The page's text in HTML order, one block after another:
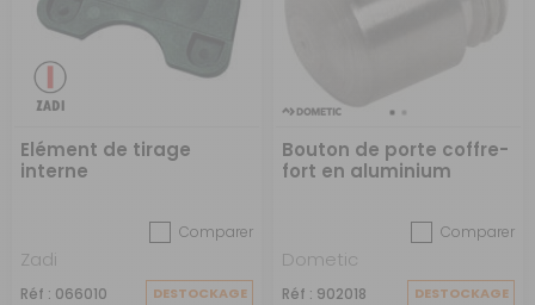
Elément de tirage
interne
Comparer
Zadi
Réf : 066010 DESTOCKAGE
Bouton de porte coffre-
fort en aluminium
Comparer
Dometic
Réf : 902018 DESTOCKAGE